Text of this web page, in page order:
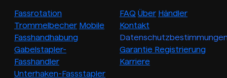
Fassrotation
Trommelbecher Mobile
Fasshandhabung
Gabelstapler-
Fasshandler
Unterhaken-Fassstapler
FAQ Über Händler
Kontakt
Garantie Registrierung
Karriere